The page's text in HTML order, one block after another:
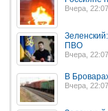
Вчера,
ПВО
Вчера,
В
Вчера,